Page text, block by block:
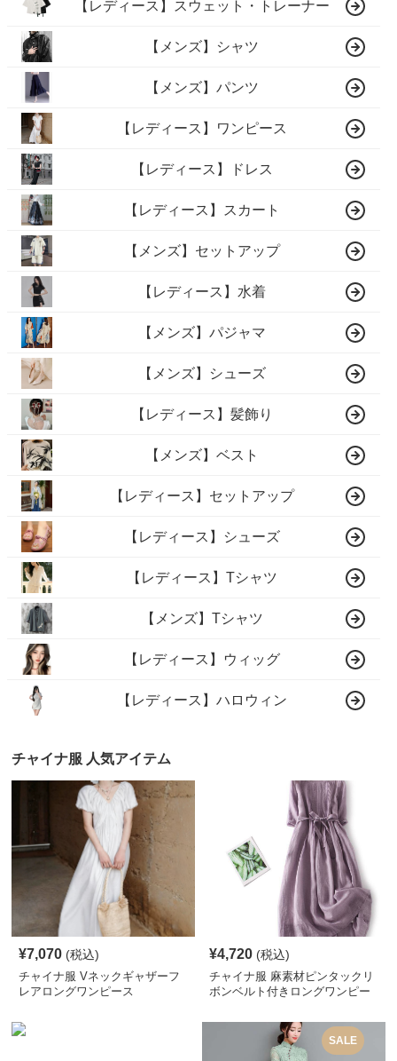
【レディース】スウェット・トレーナー
【メンズ】シャツ
【メンズ】パンツ
【レディース】ワンピース
【レディース】ドレス
【レディース】スカート
【メンズ】セットアップ
【レディース】水着
【メンズ】パジャマ
【メンズ】シューズ
【レディース】髪飾り
【メンズ】ベスト
【レディース】セットアップ
【レディース】シューズ
【レディース】Tシャツ
【メンズ】Tシャツ
【レディース】ウィッグ
【レディース】ハロウィン
チャイナ服 人気アイテム
¥7,070 (税込)
チャイナ服 Vネックギャザーフ
レアロングワンピース
¥4,720 (税込)
チャイナ服 麻素材ピンタックリ
ボンベルト付きロングワンピー
SALE